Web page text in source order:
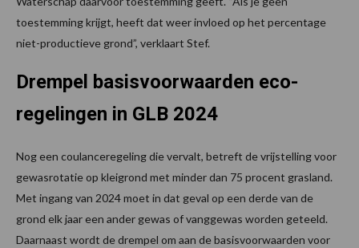
toestemming krijgt, heeft dat weer invloed op het percentage
niet-productieve grond”, verklaart Stef.
Drempel basisvoorwaarden eco-
regelingen in GLB 2024
Nog een coulanceregeling die vervalt, betreft de vrijstelling voor
gewasrotatie op kleigrond met minder dan 75 procent grasland.
Met ingang van 2024 moet in dat geval op een derde van de
grond elk jaar een ander gewas of vanggewas worden geteeld.
Daarnaast wordt de drempel om aan de basisvoorwaarden voor